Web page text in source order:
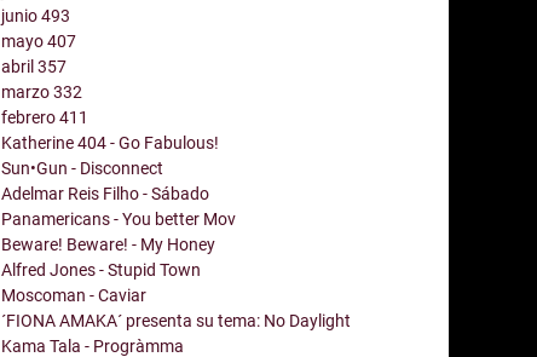
junio493
mayo407
abril357
marzo332
febrero411
Katherine 404 - Go Fabulous!
Sun•Gun - Disconnect
Adelmar Reis Filho - Sábado
Panamericans - You better Mov
Beware! Beware! - My Honey
Alfred Jones - Stupid Town
Moscoman - Caviar
´FIONA AMAKA´ presenta su tema: No Daylight
Kama Tala - Progràmma